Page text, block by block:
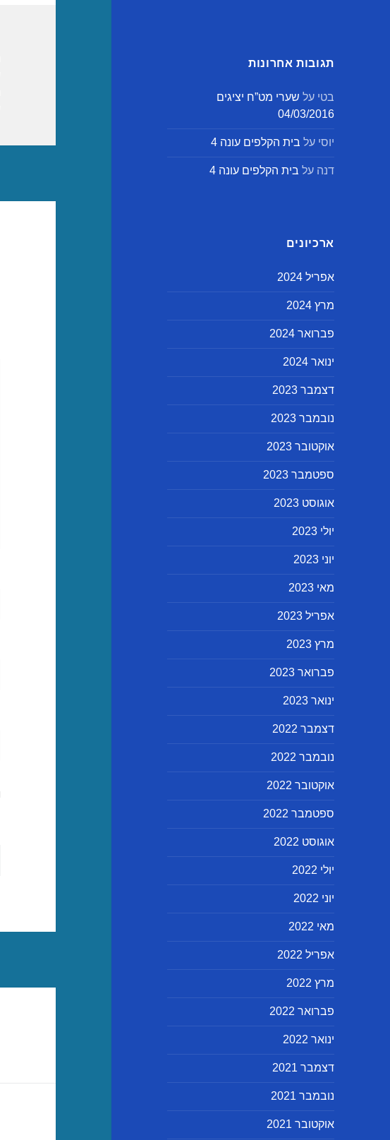
תגובות אחרונות
בטי על שערי מט”ח יציגים
04/03/2016
יוסי על בית הקלפים עונה 4
דנה על בית הקלפים עונה 4
ארכיונים
אפריל 2024
מרץ 2024
פברואר 2024
ינואר 2024
דצמבר 2023
נובמבר 2023
אוקטובר 2023
ספטמבר 2023
אוגוסט 2023
יולי 2023
יוני 2023
מאי 2023
אפריל 2023
מרץ 2023
פברואר 2023
ינואר 2023
דצמבר 2022
נובמבר 2022
אוקטובר 2022
ספטמבר 2022
אוגוסט 2022
יולי 2022
יוני 2022
מאי 2022
אפריל 2022
מרץ 2022
פברואר 2022
ינואר 2022
דצמבר 2021
נובמבר 2021
אוקטובר 2021